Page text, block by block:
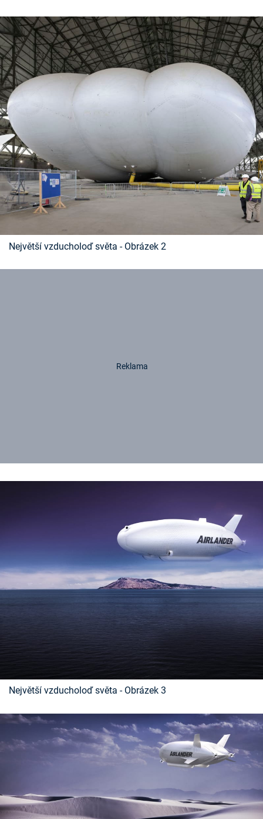
Sledujte prima+
Přihlášení
Sledujte nás
Největší vzducholoď světa - Obrázek 2
Největší vzducholoď světa - Obrázek 3